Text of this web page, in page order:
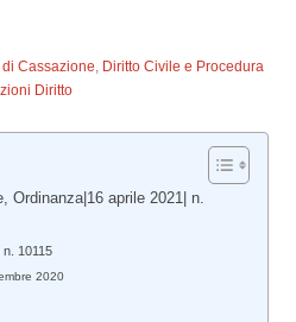
Cassazione, Diritto Civile e Procedura
Diritto
Ordinanza|16 aprile 2021| n.
10115
2020